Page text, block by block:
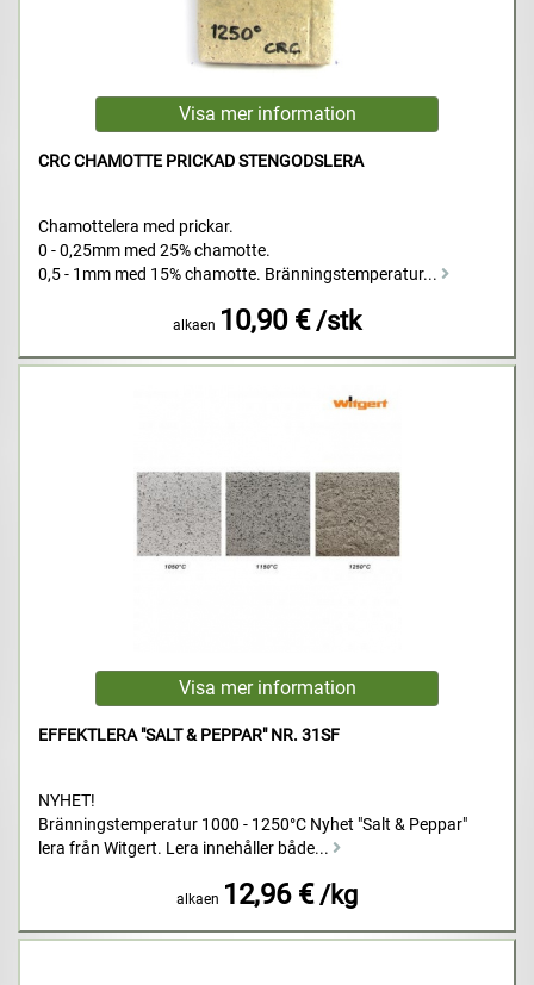
CRC CHAMOTTE PRICKAD STENGODSLERA
Chamottelera med prickar.
0 - 0,25mm med 25% chamotte.
0,5 - 1mm med 15% chamotte. Bränningstemperatur...
alkaen 10,90 € /stk
EFFEKTLERA "SALT & PEPPAR" NR. 31SF
NYHET!
Bränningstemperatur 1000 - 1250°C Nyhet "Salt & Peppar"
lera från Witgert. Lera innehåller både...
alkaen 12,96 € /kg